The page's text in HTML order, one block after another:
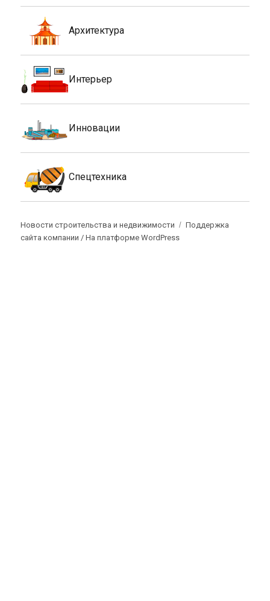
Архитектура
Интерьер
Инновации
Спецтехника
Новости строительства и недвижимости
Поддержка
сайта компании /На платформе WordPress